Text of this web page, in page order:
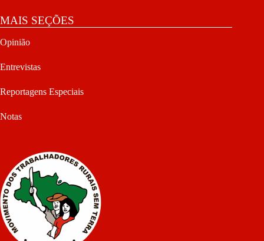
MAIS SEÇÕES
Opinião
Entrevistas
Reportagens Especiais
Notas